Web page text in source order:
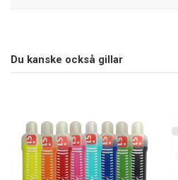
Du kanske också gillar